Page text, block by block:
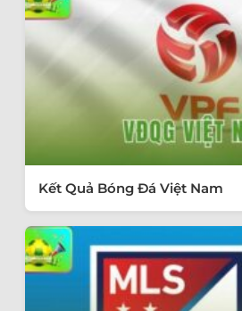
Kết Quả Bóng Đá Việt Nam